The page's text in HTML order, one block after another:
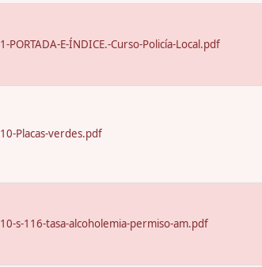
1-PORTADA-E-ÍNDICE.-Curso-Policía-Local.pdf
10-Placas-verdes.pdf
10-s-116-tasa-alcoholemia-permiso-am.pdf